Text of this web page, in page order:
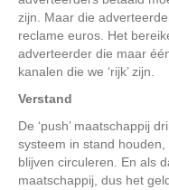
zijn. Maar die
reclame euros. Het
adverteerder die maar
kanalen die we ‘rijk’ zijn.
Verstand
De ‘push’ maatschappij
systeem in stand
blijven circuleren. En als
maatschappij, dus het